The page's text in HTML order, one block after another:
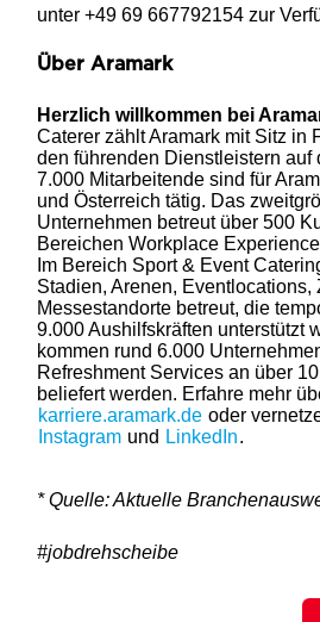
unter +49 69 667792154 zur
Über Aramark
Herzlich willkommen bei
Caterer zählt Aramark mit Sitz in
den führenden Dienstleistern auf
7.000 Mitarbeitende sind für
und Österreich tätig. Das
Unternehmen betreut über 500
Bereichen Workplace
Im Bereich Sport & Event
Stadien, Arenen, Eventlocations,
Messestandorte betreut, die
9.000 Aushilfskräften unterstützt
kommen rund 6.000
Refreshment Services an über
beliefert werden. Erfahre mehr
karriere.aramark.de oder
Instagram und LinkedIn.
* Quelle: Aktuelle
#jobdrehscheibe